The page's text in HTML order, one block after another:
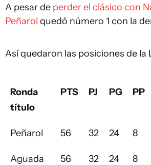
A pesar de perder el clásico con
Peñarol quedó número 1 con la
Así quedaron las posiciones de la
Ronda
título
PTS PJ PG PP
Peñarol 56 32 24 8
Aguada 56 32 24 8